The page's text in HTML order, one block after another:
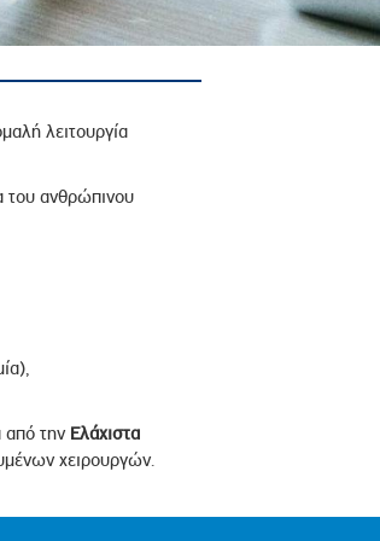
λειτουργία
του ανθρώπινου
από την Ελάχιστα
χειρουργών.